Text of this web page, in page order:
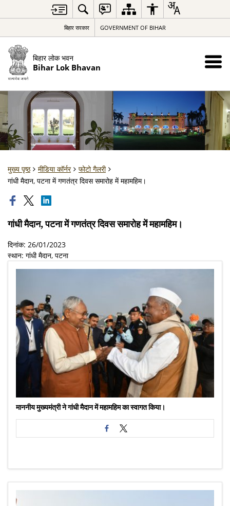
बिहार सरकार GOVERNMENT OF BIHAR
बिहार लोक भवन
Bihar Lok Bhavan
मुख्य पृष्ठ मीडिया कॉर्नर
फोटो गैलरी
गांधी मैदान, पटना में गणतंत्र दिवस समारोह में महामहिम।
गांधी मैदान, पटना में गणतंत्र दिवस समारोह में महामहिम।
दिनांक: 26/01/2023
स्थान: गांधी मैदान, पटना
माननीय मुख्यमंत्री ने गांधी मैदान में महामहिम का स्वागत किया।